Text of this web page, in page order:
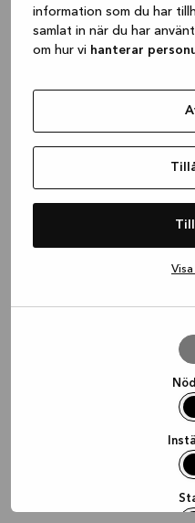
information som du har
samlat in när du har
om hur vi hanterar